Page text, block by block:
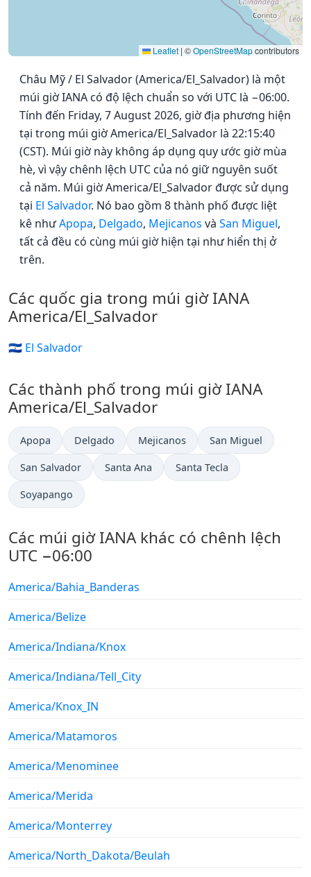
Leaflet | ©OpenStreetMapcontributors
Châu Mỹ / El Salvador (America/El_Salvador) là một
múi giờ IANA có độ lệch chuẩn so với UTC là −06:00.
Tính đến Friday, 7 August 2026, giờ địa phương hiện
tại trong múi giờ America/El_Salvador là 22:15:40
(CST). Múi giờ này không áp dụng quy ước giờ mùa
hè, vì vậy chênh lệch UTC của nó giữ nguyên suốt
cả năm. Múi giờ America/El_Salvador được sử dụng
tại El Salvador. Nó bao gồm 8 thành phố được liệt
kê nhưApopa, Delgado, Mejicanos và San Miguel,
tất cả đều có cùng múi giờ hiện tại như hiển thị ở
trên.
Các quốc gia trong múi giờ IANA
America/El_Salvador
🇸🇻 El Salvador
Các thành phố trong múi giờ IANA
America/El_Salvador
Apopa Delgado Mejicanos San Miguel
San Salvador Santa Ana Santa Tecla
Soyapango
Các múi giờ IANA khác có chênh lệch
UTC −06:00
America/Bahia_Banderas
America/Belize
America/Indiana/Knox
America/Indiana/Tell_City
America/Knox_IN
America/Matamoros
America/Menominee
America/Merida
America/Monterrey
America/North_Dakota/Beulah